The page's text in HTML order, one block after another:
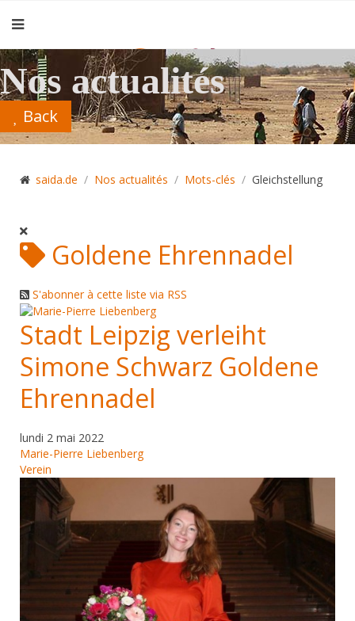
Nos actualités
Back
saida.de Nos actualités Mots-clés Gleichstellung
Goldene Ehrennadel
S'abonner à cette liste via RSS
Stadt Leipzig verleiht
Simone Schwarz Goldene
Ehrennadel
lundi 2 mai 2022
Marie-Pierre Liebenberg
Verein